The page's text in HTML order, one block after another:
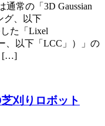
常の「3D Gaussian
グ、以下
た「Lixel
、以下「LCC」）」の
[…]
刈りロボット